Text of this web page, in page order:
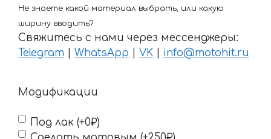
Не знаете какой материал выбрать, или какую
ширину вводить?
Свяжитесь с нами через мессенджеры:
Telegram
WhatsApp VK info@motohit.ru
Модификации
Под лак (+0₽)